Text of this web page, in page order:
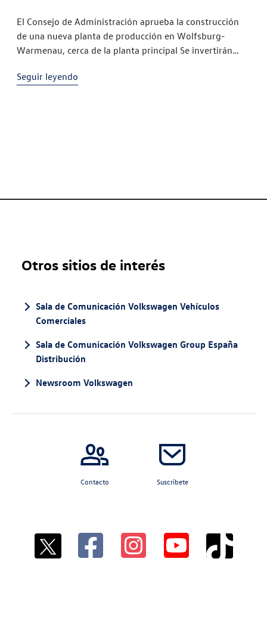
El Consejo de Administración aprueba la construcción
de una nueva planta de producción en Wolfsburg-
Warmenau, cerca de la planta principal Se invertirán
innovador modelo eléctrico Trinity
Seguir leyendo
Otros sitios de interés
Sala de Comunicación Volkswagen Vehículos
Comerciales
Sala de Comunicación Volkswagen Group España
Distribución
Newsroom Volkswagen
Contacto Suscríbete